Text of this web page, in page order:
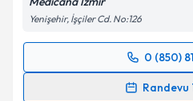
Yenişehir, İşçiler Cd. No:126
0 (850)
Randevu
Randevu Takvimi